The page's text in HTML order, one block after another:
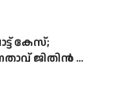
കേസ്;
ജിതിൻ ...